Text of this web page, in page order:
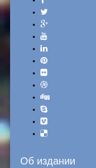
Об издании